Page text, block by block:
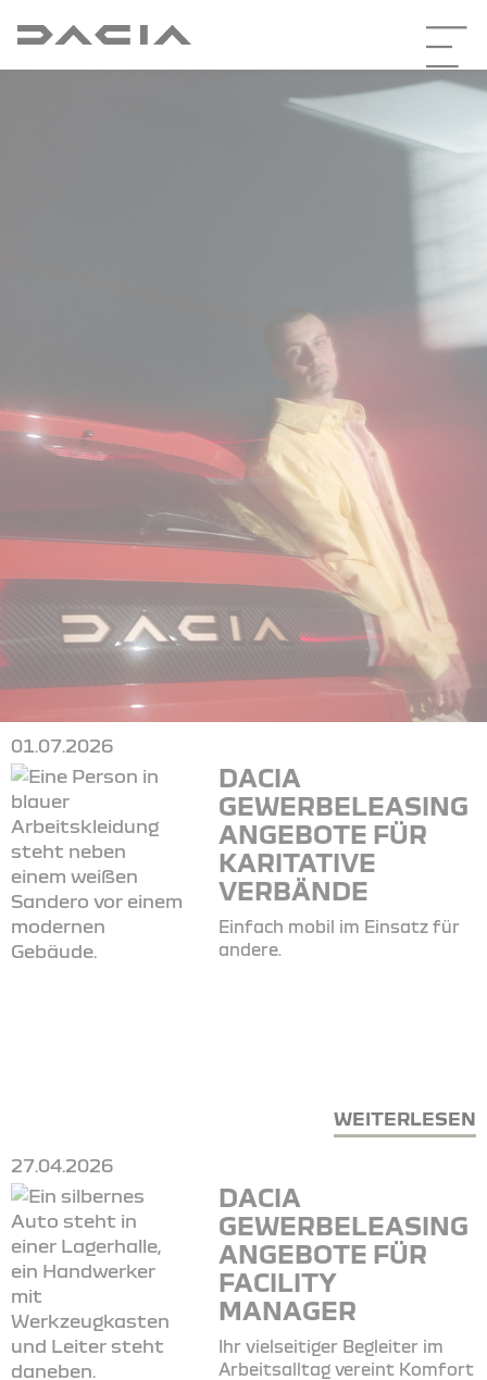
01.07.2026
DACIA
GEWERBELEASING
ANGEBOTE FÜR
KARITATIVE
VERBÄNDE
Einfach mobil im Einsatz für
andere.
WEITERLESEN
27.04.2026
DACIA
GEWERBELEASING
ANGEBOTE FÜR
FACILITY
MANAGER
Ihr vielseitiger Begleiter im
Arbeitsalltag vereint Komfort